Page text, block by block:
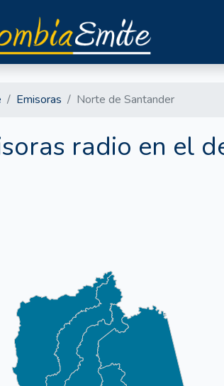
Emisoras Norte de Santander
radio en el